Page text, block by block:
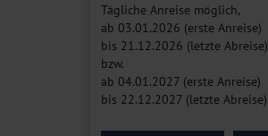
Tägliche Anreise möglich,
ab 03.01.2026 (erste Anreise)
bis 21.12.2026 (letzte Abreise)
bzw.
ab 04.01.2027 (erste Anreise)
bis 22.12.2027 (letzte Abreise)